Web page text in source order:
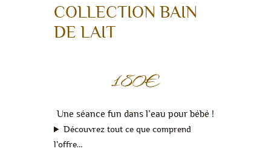
COLLECTION BAIN
DE LAIT
180€
Une séance fun dans l’eau pour bébé !
Découvrez tout ce que comprend
l’offre…